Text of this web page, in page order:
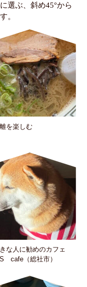
選ぶ、斜め45°から
。
を楽しむ
な人に勧めのカフェ
cafe（総社市）